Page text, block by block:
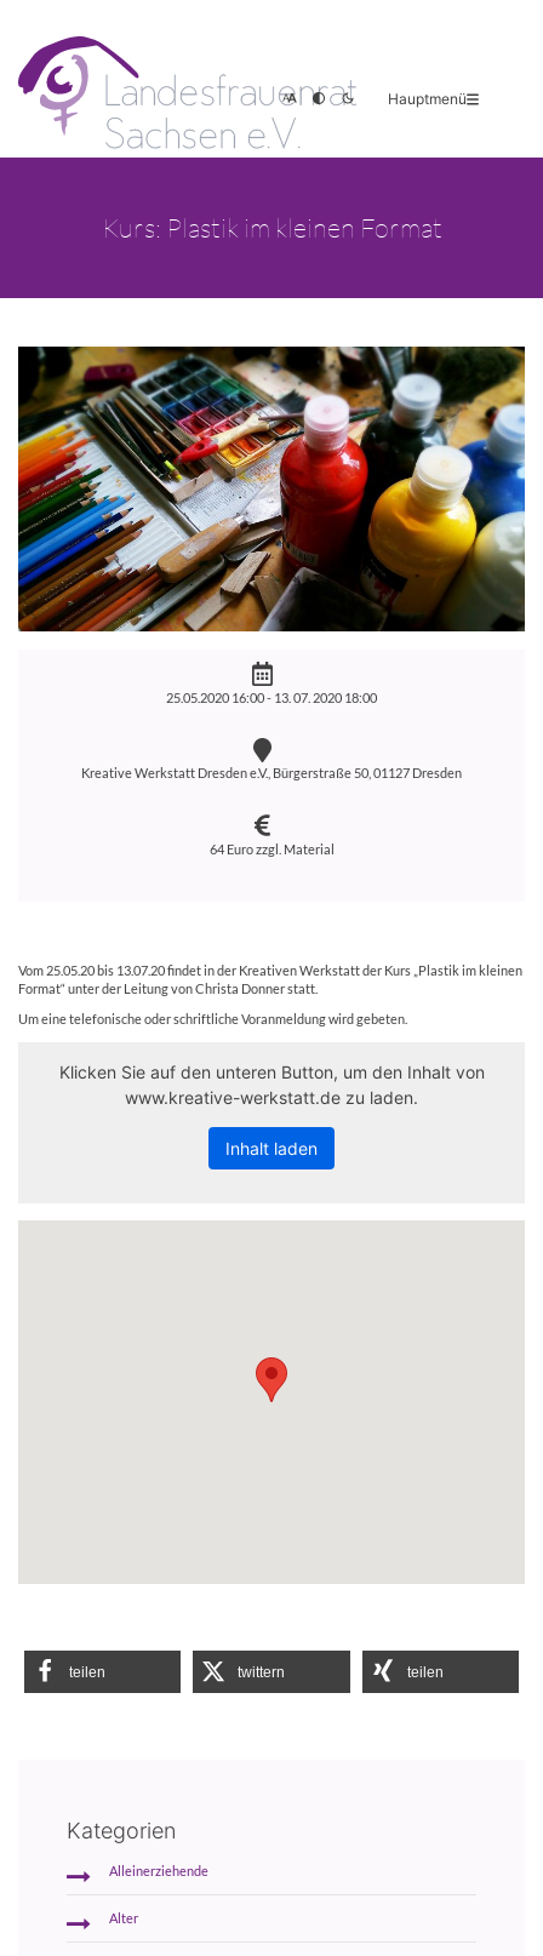
Hauptmenü
Kurs: Plastik im kleinen Format
25.05.2020 16:00 - 13. 07. 2020 18:00
Kreative Werkstatt Dresden e.V., Bürgerstraße 50, 01127 Dresden
64 Euro zzgl. Material
Vom 25.05.20 bis 13.07.20 findet in der Kreativen Werkstatt der Kurs „Plastik im kleinen
Format“ unter der Leitung von Christa Donner statt.
Um eine telefonische oder schriftliche Voranmeldung wird gebeten.
Klicken Sie auf den unteren Button, um den Inhalt von
www.kreative-werkstatt.de zu laden.
Inhalt laden
teilen twittern teilen
Kategorien
Alleinerziehende
Alter